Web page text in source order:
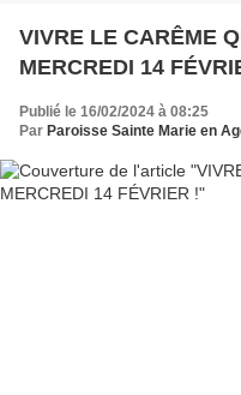
VIVRE LE CARÊME
MERCREDI 14
Publié le 16/02/2024 à 08:25
Par Paroisse Sainte Marie en